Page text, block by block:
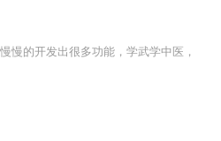
慢的开发出很多功能，学武学中医，